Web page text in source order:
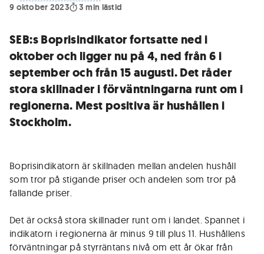
9 oktober 2023
3 min lästid
SEB:s Boprisindikator fortsatte ned i
oktober och ligger nu på 4, ned från 6 i
september och från 15 augusti. Det råder
stora skillnader i förväntningarna runt om i
regionerna. Mest positiva är hushållen i
Stockholm.
Boprisindikatorn är skillnaden mellan andelen hushåll
som tror på stigande priser och andelen som tror på
fallande priser.
Det är också stora skillnader runt om i landet. Spannet i
indikatorn i regionerna är minus 9 till plus 11. Hushållens
förväntningar på styrräntans nivå om ett år ökar från